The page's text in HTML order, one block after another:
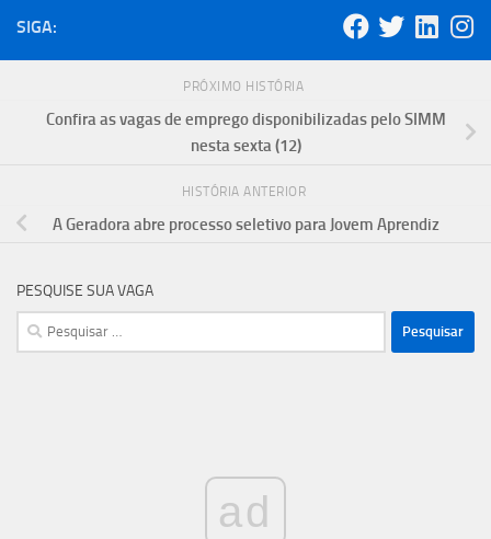
SIGA:
PRÓXIMO HISTÓRIA
Confira as vagas de emprego disponibilizadas pelo SIMM
nesta sexta (12)
HISTÓRIA ANTERIOR
A Geradora abre processo seletivo para Jovem Aprendiz
PESQUISE SUA VAGA
Pesquisar
por:
ad